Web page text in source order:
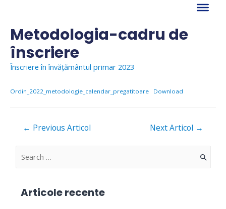
contentMetodologia-cadru de
înscriere
Înscriere în învățământul primar 2023
Ordin_2022_metodologie_calendar_pregatitoare Download
Navigare
← Previous Articol Next Articol →
S
Articole recente